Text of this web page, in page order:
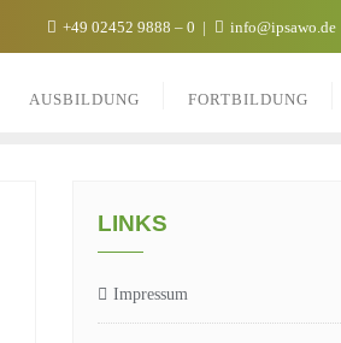
+49 02452 9888 – 0 info@ipsawo.de
AUSBILDUNG FORTBILDUNG
LINKS
Impressum